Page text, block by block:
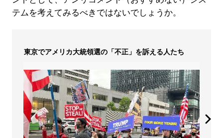
テムを考えてみるべきではないでしょうか。
東京でアメリカ大統領選の「不正」を訴える人たち